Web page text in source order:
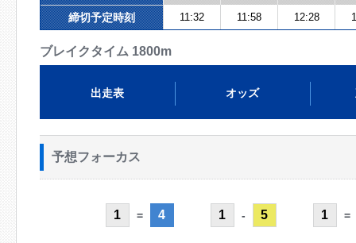
締切予定時刻 11:32 11:58 12:28
ブレイクタイム 1800m
出走表 オッズ
予想フォーカス
1 = 4 1 - 5 1 =